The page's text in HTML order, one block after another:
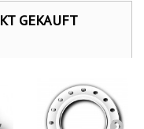
GEKAUFT